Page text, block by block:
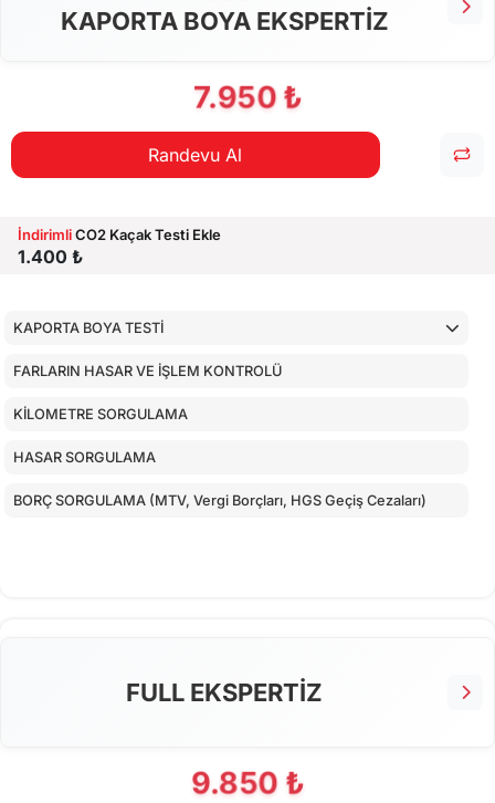
KAPORTA BOYA EKSPERTİZ
7.950 ₺
Randevu Al
İndirimliCO2 Kaçak Testi Ekle
1.400 ₺
KAPORTA BOYA TESTİ
FARLARIN HASAR VE İŞLEM KONTROLÜ
KİLOMETRE SORGULAMA
HASAR SORGULAMA
BORÇ SORGULAMA (MTV, Vergi Borçları, HGS Geçiş Cezaları)
FULL EKSPERTİZ
9.850 ₺